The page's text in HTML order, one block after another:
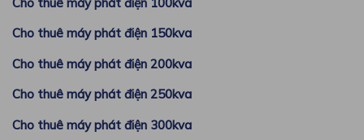
Cho thuê máy phát điện 150kva
Cho thuê máy phát điện 200kva
Cho thuê máy phát điện 250kva
Cho thuê máy phát điện 300kva